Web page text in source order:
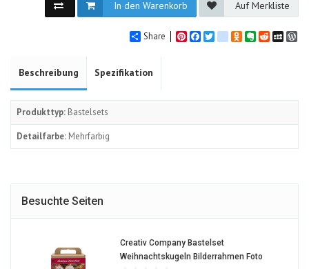
In den Warenkorb Auf Merkliste
Share PinterestFacebook
Twittergoogle_bookmarks
Odnoklassniki
Evernote
Reddit
Beschreibung Spezifikation
Produkttyp: Bastelsets
Detailfarbe: Mehrfarbig
Besuchte Seiten
Creativ Company Bastelset
Weihnachtskugeln Bilderrahmen Foto